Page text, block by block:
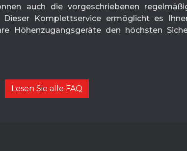
auch die vorgeschriebenen
Komplettservice ermöglicht es
Höhenzugangsgeräte den höchsten
Lesen Sie alle FAQ